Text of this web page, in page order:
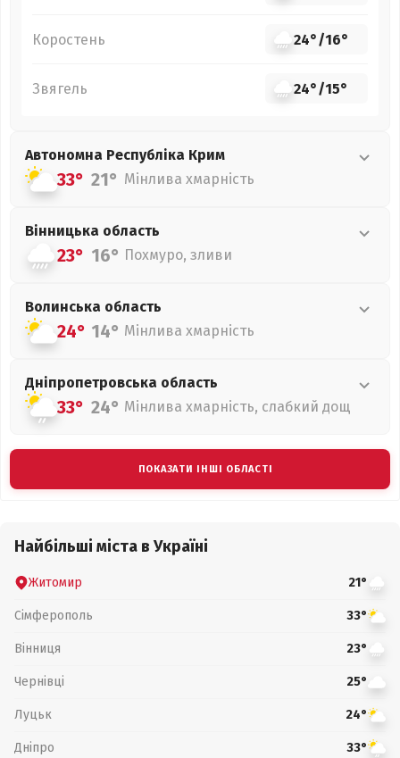
Коростень 24°/16°
Звягель 24°/15°
Автономна Республіка Крим
33° 21° Мінлива хмарність
Вінницька область
23° 16° Похмуро, зливи
Волинська область
24° 14° Мінлива хмарність
Дніпропетровська область
33° 24° Мінлива хмарність, слабкий дощ
ПОКАЗАТИ ІНШІ ОБЛАСТІ
Найбільші міста в Україні
Житомир 21°
Сімферополь 33°
Вінниця 23°
Чернівці 25°
Луцьк 24°
Дніпро 33°